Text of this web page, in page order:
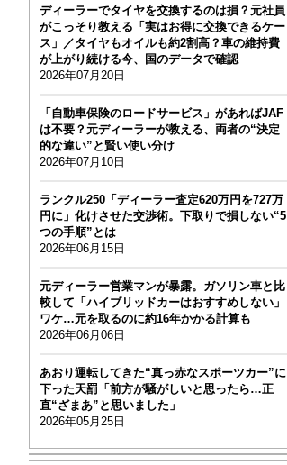
ディーラーでタイヤを交換するのは損？元社員
がこっそり教える「実はお得に交換できるケー
ス」／タイヤもオイルも約2割高？車の維持費
が上がり続ける今、国のデータで確認
2026年07月20日
「自動車保険のロードサービス」があればJAF
は不要？元ディーラーが教える、両者の“決定
的な違い”と賢い使い分け
2026年07月10日
ランクル250「ディーラー査定620万円を727万
円に」化けさせた交渉術。下取りで損しない“5
つの手順”とは
2026年06月15日
元ディーラー営業マンが暴露。ガソリン車と比
較して「ハイブリッドカーはおすすめしない」
ワケ…元を取るのに約16年かかる計算も
2026年06月06日
あおり運転してきた“真っ赤なスポーツカー”に
下った天罰「前方が騒がしいと思ったら…正
直“ざまあ”と思いました」
2026年05月25日